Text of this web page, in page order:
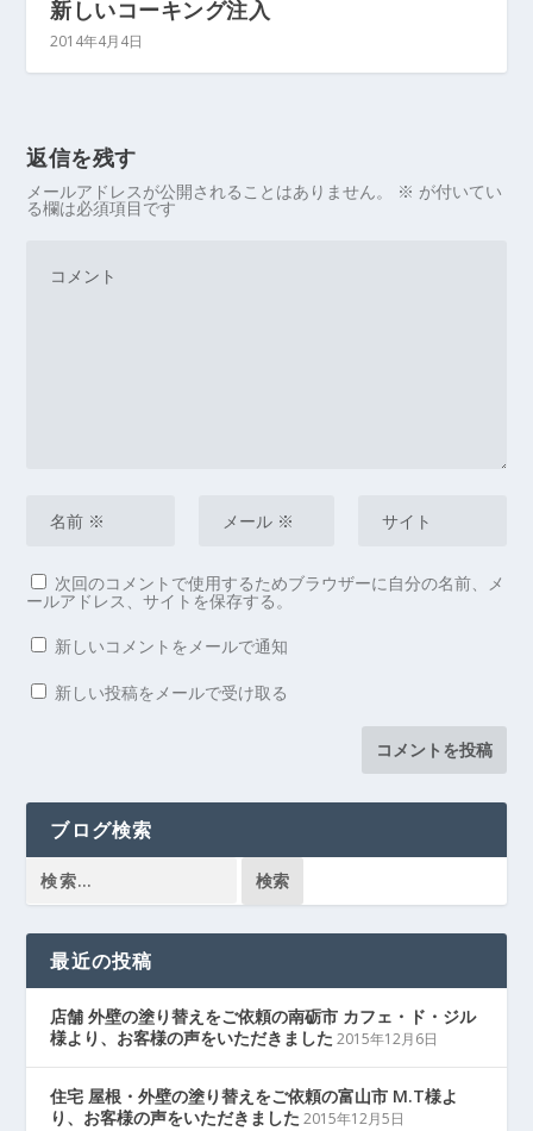
新しいコーキング注入
2014年4月4日
返信を残す
メールアドレスが公開されることはありません。 ※ が付いてい
る欄は必須項目です
次回のコメントで使用するためブラウザーに自分の名前、メ
ールアドレス、サイトを保存する。
新しいコメントをメールで通知
新しい投稿をメールで受け取る
ブログ検索
最近の投稿
店舗 外壁の塗り替えをご依頼の南砺市 カフェ・ド・ジル
様より、お客様の声をいただきました 2015年12月6日
住宅 屋根・外壁の塗り替えをご依頼の富山市 M.T様よ
り、お客様の声をいただきました 2015年12月5日